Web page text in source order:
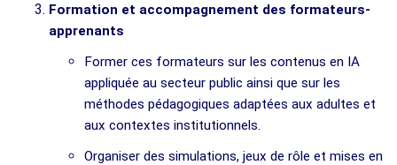
Formation et accompagnement des formateurs-
apprenants
Former ces formateurs sur les contenus en IA
appliquée au secteur public ainsi que sur les
méthodes pédagogiques adaptées aux adultes et
aux contextes institutionnels.
Organiser des simulations, jeux de rôle et mises en